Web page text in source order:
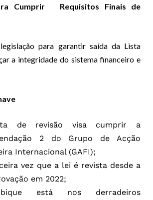
Cumprir Requisitos Finais de
para garantir saída da Lista
a integridade do sistema financeiro e
de revisão visa cumprir a
2 do Grupo de Acção
Internacional (GAFI);
vez que a lei é revista desde a
em 2022;
está nos derradeiros